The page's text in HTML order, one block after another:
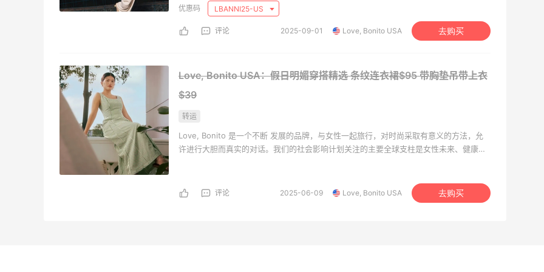
故事提供资金、联系和放大。
LBANNI25-US
评论 2025-09-01 Love, Bonito USA 去购买
Love, Bonito USA：假日明媚穿搭精选 条纹连衣裙$95带胸垫吊带上衣
$39
转运
Love, Bonito 是一个不断 发展的品牌，与女性一起旅行，对时尚采取有意义的方法，允
许进行大胆而真实的对话。我们的社会影响计划关注的主要全球支柱是女性未来、健康与
评论 2025-06-09 Love, Bonito USA 去购买